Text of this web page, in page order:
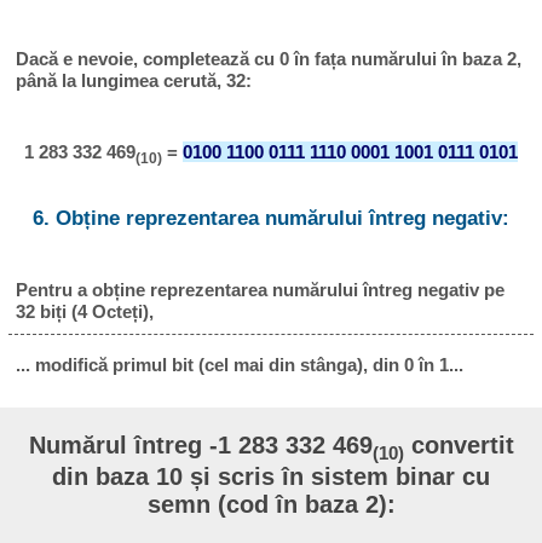
Dacă e nevoie, completează cu 0 în fața numărului în baza 2,
până la lungimea cerută, 32:
1 283 332 469(10) = 0100 1100 0111 1110 0001 1001 0111 0101
6. Obține reprezentarea numărului întreg negativ:
Pentru a obține reprezentarea numărului întreg negativ pe
32 biți (4 Octeți),
... modifică primul bit (cel mai din stânga), din 0 în 1...
Numărul întreg -1 283 332 469(10) convertit
din baza 10 și scris în sistem binar cu
semn (cod în baza 2):